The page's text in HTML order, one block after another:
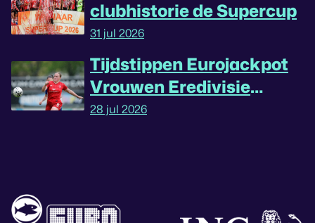
clubhistorie de Supercup
31 jul 2026
Tijdstippen Eurojackpot
Vrouwen Eredivisie
omgedraaid
28 jul 2026